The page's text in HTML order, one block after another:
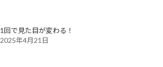
1回で見た目が変わる！
2025年4月21日